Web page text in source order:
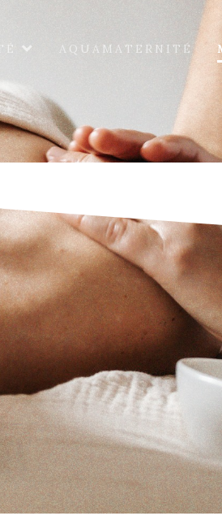
AQUAMATERNITÉ